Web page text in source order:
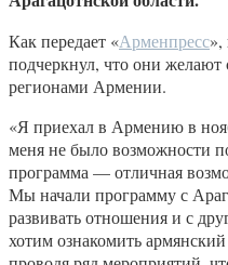
Как передает «Арменпресс
подчеркнул, что они желают
регионами Армении.
«Я приехал в Армению в
меня не было возможности
программа — отличная
Мы начали программу с
развивать отношения и с
хотим ознакомить